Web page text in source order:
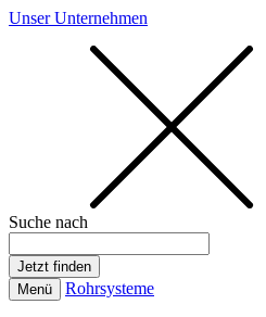
Unser Unternehmen
Suche nach
Menü Rohrsysteme